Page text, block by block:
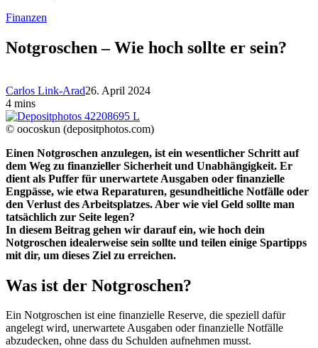
Finanzen
Notgroschen – Wie hoch sollte er sein?
Carlos Link-Arad26. April 2024
4 mins
© oocoskun (depositphotos.com)
Einen Notgroschen anzulegen, ist ein wesentlicher Schritt auf
dem Weg zu finanzieller Sicherheit und Unabhängigkeit. Er
dient als Puffer für unerwartete Ausgaben oder finanzielle
Engpässe, wie etwa Reparaturen, gesundheitliche Notfälle oder
den Verlust des Arbeitsplatzes. Aber wie viel Geld sollte man
tatsächlich zur Seite legen?
In diesem Beitrag gehen wir darauf ein, wie hoch dein
Notgroschen idealerweise sein sollte und teilen einige Spartipps
mit dir, um dieses Ziel zu erreichen.
Was ist der Notgroschen?
Ein Notgroschen ist eine finanzielle Reserve, die speziell dafür
angelegt wird, unerwartete Ausgaben oder finanzielle Notfälle
abzudecken, ohne dass du Schulden aufnehmen musst.